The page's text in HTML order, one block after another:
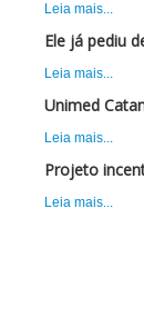
Leia mais...
Ele já pediu
Leia mais...
Unimed
Leia mais...
Projeto
Leia mais...